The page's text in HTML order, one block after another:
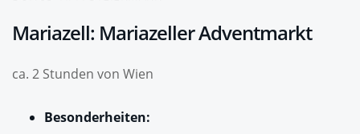
Mariazell: Mariazeller Adventmarkt
ca. 2 Stunden von Wien
Besonderheiten: